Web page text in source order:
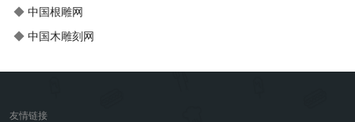
◆中国根雕网
◆中国木雕刻网
友情链接